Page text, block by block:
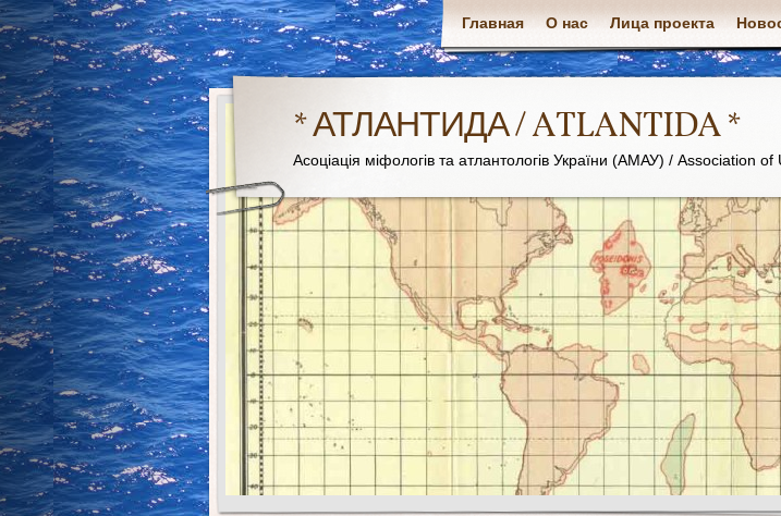
Главная О нас Лица проекта
* АТЛАНТИДА / ATLANTIDA *
Асоціація міфологів та атлантологів України (АМАУ) / Association